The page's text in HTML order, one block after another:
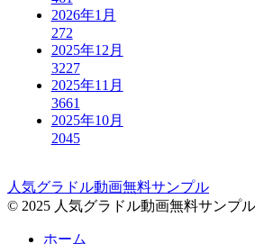
2026年1月
272
2025年12月
3227
2025年11月
3661
2025年10月
2045
人気グラドル動画無料サンプル
© 2025 人気グラドル動画無料サンプ
ホーム